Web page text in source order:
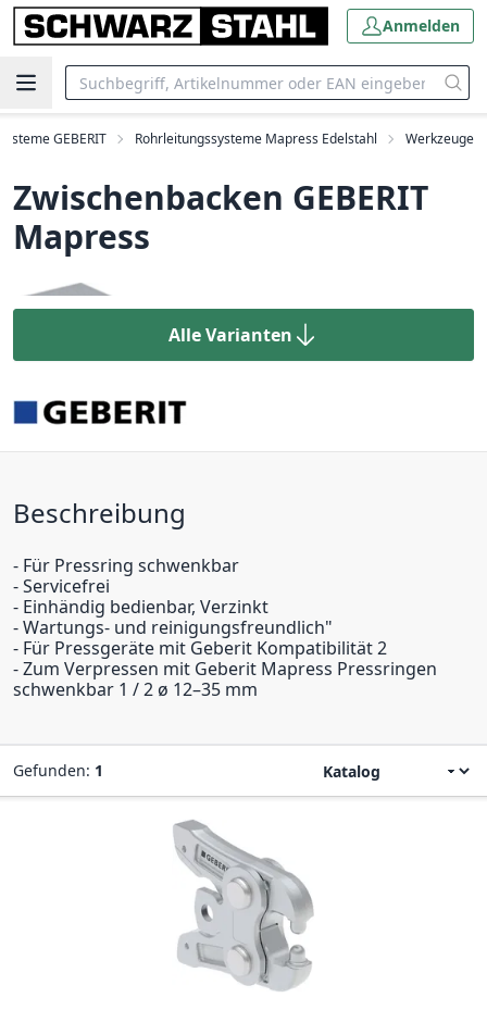
Anmelden
GEBERIT Rohrleitungssysteme Mapress Edelstahl Werkzeuge
Zwischenbacken GEBERIT
Mapress
Alle Varianten
Beschreibung
- Für Pressring schwenkbar
- Servicefrei
- Einhändig bedienbar, Verzinkt
- Wartungs- und reinigungsfreundlich"
- Für Pressgeräte mit Geberit Kompatibilität 2
- Zum Verpressen mit Geberit Mapress Pressringen
schwenkbar 1 / 2 ø 12–35 mm
Gefunden: 1